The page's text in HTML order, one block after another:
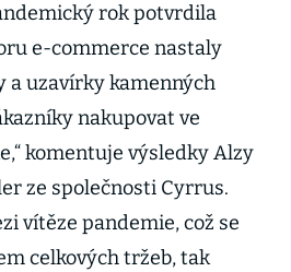
rok potvrdila
e-commerce nastaly
a uzavírky kamenných
nakupovat ve
komentuje výsledky Alzy
ze společnosti Cyrrus.
vítěze pandemie, což se
celkových tržeb, tak